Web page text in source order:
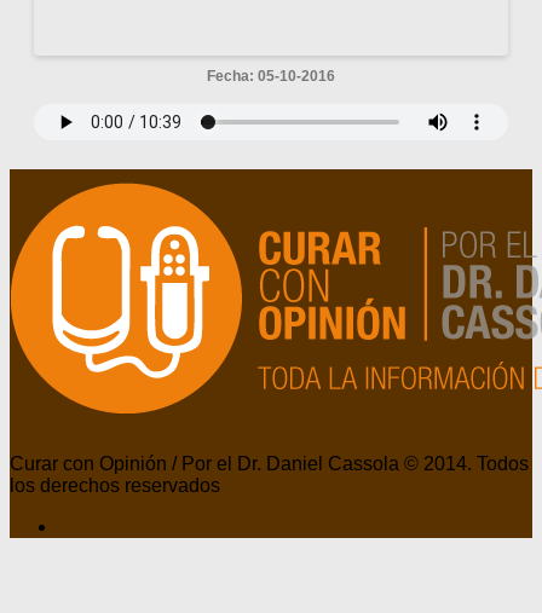
Fecha: 05-10-2016
Curar con Opinión / Por el Dr. Daniel Cassola © 2014. Todos
los derechos reservados